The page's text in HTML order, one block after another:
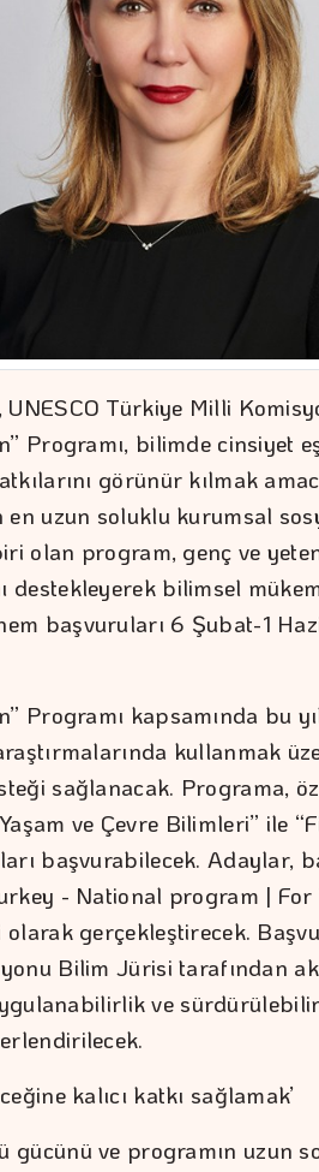
UNESCO Türkiye Milli
Programı, bilimde cinsiyet
görünür kılmak
en uzun soluklu kurumsal
olan program, genç ve
destekleyerek bilimsel
başvuruları 6 Şubat-1
Programı kapsamında bu
kullanmak
sağlanacak. Programa,
ve Çevre Bilimleri” ile
başvurabilecek. Adaylar,
- National program | For
gerçekleştirecek.
Bilim Jürisi tarafından
ve
kalıcı katkı sağlamak’
gücünü ve programın uzun